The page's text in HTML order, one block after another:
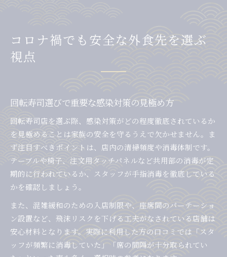
コロナ禍でも安全な外食先を選ぶ
視点
回転寿司選びで重要な感染対策の見極め方
回転寿司店を選ぶ際、感染対策がどの程度徹底されているか
を見極めることは家族の安全を守るうえで欠かせません。ま
ず注目すべきポイントは、店内の清掃頻度や消毒体制です。
テーブルや椅子、注文用タッチパネルなど共用部の消毒が定
期的に行われているか、スタッフが手指消毒を徹底している
かを確認しましょう。
また、混雑緩和のための入店制限や、座席間のパーテーショ
ン設置など、飛沫リスクを下げる工夫がなされている店舗は
安心材料となります。実際に利用した方の口コミでは「スタ
ッフが頻繁に消毒していた」「席の間隔が十分取られてい